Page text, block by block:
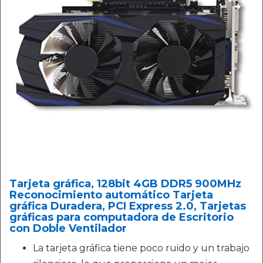
Tarjeta gráfica, 128bit 4GB DDR5 900MHz
Reconocimiento automático Tarjeta
gráfica Duradera, PCI Express 2.0, Tarjetas
gráficas para computadora de Escritorio
con Doble Ventilador
La tarjeta gráfica tiene poco ruido y un trabajo